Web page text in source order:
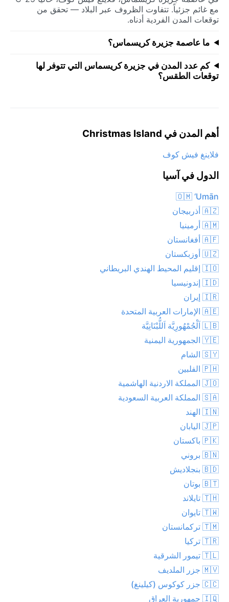
مع غائم جزئياً. تتفاوت الظروف عبر البلاد — تحقق من
توقعات المدن الفردية أدناه.
ما عاصمة جزيرة كريسماس؟
كم عدد المدن في جزيرة كريسماس التي تتوفر لها
توقعات الطقس؟
أهم المدن في Christmas Island
فلاينغ فيش كوف
الدول في آسيا
🇴🇲 ‘Umān
🇦🇿 أذربيجان
🇦🇲 أرمينيا
🇦🇫 أفغانستان
🇺🇿 أوزبكستان
🇮🇴 إقليم المحيط الهندي البريطاني
🇮🇩 إندونيسيا
🇮🇷 إيران
🇦🇪 الإمارات العربية المتحدة
🇱🇧 اَلْجُمْهُورِيَّة اَللُّبْنَانِيَّة
🇾🇪 الجمهورية اليمنية
🇸🇾 الشام
🇵🇭 الفلبين
🇯🇴 المملكة الاردنية الهاشمية
🇸🇦 المملكة العربية السعودية
🇮🇳 الهند
🇯🇵 اليابان
🇵🇰 باكستان
🇧🇳 بروني
🇧🇩 بنجلاديش
🇧🇹 بوتان
🇹🇭 تايلاند
🇹🇼 تايوان
🇹🇲 تركمانستان
🇹🇷 تركيا
🇹🇱 تيمور الشرقية
🇲🇻 جزر الملديف
🇨🇨 جزر كوكوس (كيلينغ)
🇮🇶 جمهورية العراق